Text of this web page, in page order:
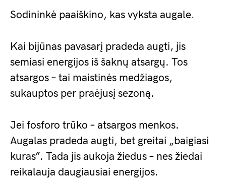
Sodininkė paaiškino, kas vyksta augale.
Kai bijūnas pavasarį pradeda augti, jis
semiasi energijos iš šaknų atsargų. Tos
atsargos – tai maistinės medžiagos,
sukauptos per praėjusį sezoną.
Jei fosforo trūko – atsargos menkos.
Augalas pradeda augti, bet greitai „baigiasi
kuras”. Tada jis aukoja žiedus – nes žiedai
reikalauja daugiausiai energijos.